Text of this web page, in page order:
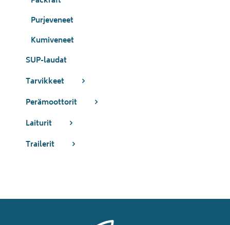
Purjeveneet
Kumiveneet
SUP-laudat
Tarvikkeet
Perämoottorit
Laiturit
Trailerit